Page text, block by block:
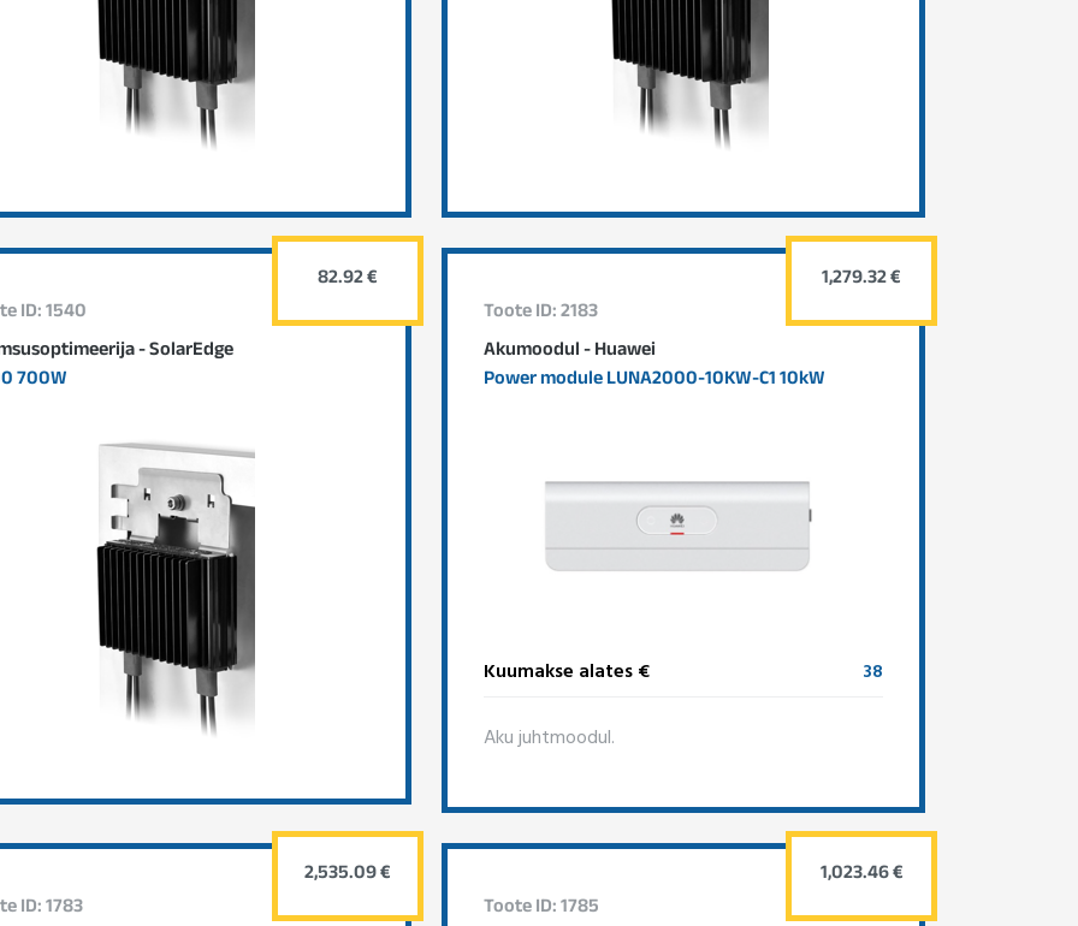
ID: 1540
- SolarEdge
700W
82.92 €
Toote ID: 2183
Akumoodul - Huawei
Power module LUNA2000-10KW-C1 10kW
Kuumakse alates € 38
Aku juhtmoodul.
1,279.32 €
ID: 1783
2,535.09 €
Toote ID: 1785
1,023.46 €